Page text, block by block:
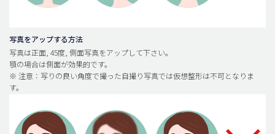
安全整形
料金一覧
ご相談のお問い合わせ
写真をアップする方法
写真は正面, 45度, 側面写真をアップして下さい。
顎の場合は側面が効果的です。
※ 注意：写りの良い角度で撮った自撮り写真では仮想整形は不可となりま
す。